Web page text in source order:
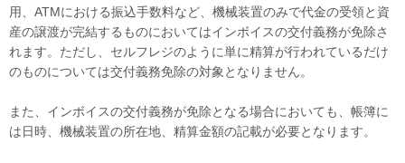
用、 ATMにおける振込手数料など、機械装置のみで代金の受領と資
産の譲渡が完結するものにおいてはインボイスの交付義務が免除さ
れます。ただし、セルフレジのように単に精算が行われているだけ
のものについては交付義務免除の対象となりません。
また、インボイスの交付義務が免除となる場合においても、帳簿に
は日時、機械装置の所在地、精算金額の記載が必要となります。